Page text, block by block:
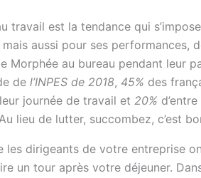
travail est la tendance qui
aussi pour ses performances,
Morphée au bureau pendant leur
de l’INPES de 2018, 45% des
journée de travail et 20%
lieu de lutter, succombez, c’est
les dirigeants de votre entreprise
un tour après votre déjeuner.